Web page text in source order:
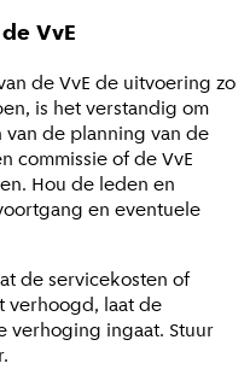
VvE
de VvE de uitvoering zo
is het verstandig om
de planning van de
commissie of de VvE
Hou de leden en
en eventuele
de servicekosten of
verhoogd, laat de
verhoging ingaat. Stuur